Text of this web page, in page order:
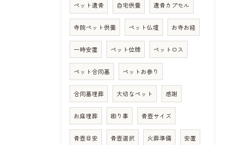
ペット遺骨 自宅供養 遺骨カプセル
寺院ペット供養 ペット仏壇 お寺お経
一時安置 ペット位牌 ペットロス
ペット合同墓 ペットお参り
合同墓埋葬 大切なペット 感謝
お庭埋葬 困り事 骨壺サイズ
骨壺目安 骨壺選択 火葬準備 安置